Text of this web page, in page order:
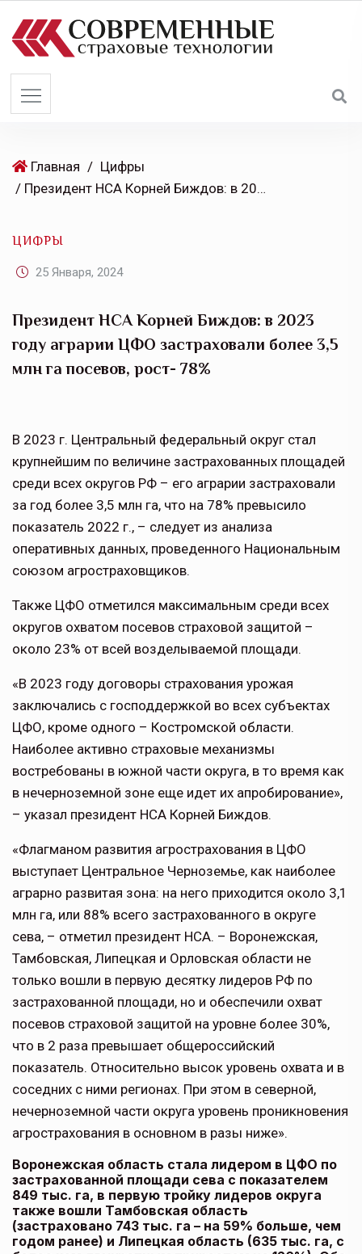
Главная / Цифры
/ Президент НСА Корней Биждов: в 2023 году аграрии ЦФО застраховали более 3,5 млн га посевов, рост- 78%
ЦИФРЫ
25 Января, 2024
Президент НСА Корней Биждов: в 2023
году аграрии ЦФО застраховали более 3,5
млн га посевов, рост- 78%
В 2023 г. Центральный федеральный округ стал
крупнейшим по величине застрахованных площадей
среди всех округов РФ – его аграрии застраховали
за год более 3,5 млн га, что на 78% превысило
показатель 2022 г., – следует из анализа
оперативных данных, проведенного Национальным
союзом агростраховщиков.
Также ЦФО отметился максимальным среди всех
округов охватом посевов страховой защитой –
около 23% от всей возделываемой площади.
«В 2023 году договоры страхования урожая
заключались с господдержкой во всех субъектах
ЦФО, кроме одного – Костромской области.
Наиболее активно страховые механизмы
востребованы в южной части округа, в то время как
в нечерноземной зоне еще идет их апробирование»,
– указал президент НСА Корней Биждов.
«Флагманом развития агрострахования в ЦФО
выступает Центральное Черноземье, как наиболее
аграрно развитая зона: на него приходится около 3,1
млн га, или 88% всего застрахованного в округе
сева, – отметил президент НСА. – Воронежская,
Тамбовская, Липецкая и Орловская области не
только вошли в первую десятку лидеров РФ по
застрахованной площади, но и обеспечили охват
посевов страховой защитой на уровне более 30%,
что в 2 раза превышает общероссийский
показатель. Относительно высок уровень охвата и в
соседних с ними регионах. При этом в северной,
нечерноземной части округа уровень проникновения
агрострахования в основном в разы ниже».
Воронежская область стала лидером в ЦФО по
застрахованной площади сева с показателем
849 тыс. га, в первую тройку лидеров округа
также вошли Тамбовская область
(застраховано 743 тыс. га – на 59% больше, чем
годом ранее) и Липецкая область (635 тыс. га, с